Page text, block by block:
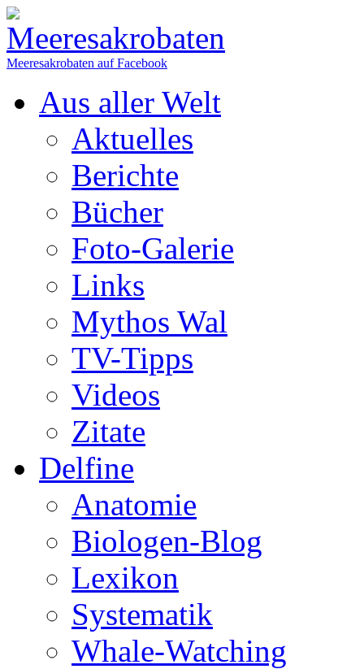
Meeresakrobaten auf Facebook
Aus aller Welt
Aktuelles
Berichte
Bücher
Foto-Galerie
Links
Mythos Wal
TV-Tipps
Videos
Zitate
Delfine
Anatomie
Biologen-Blog
Lexikon
Systematik
Whale-Watching